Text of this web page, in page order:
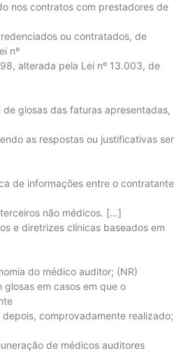
nos contratos com prestadores de
ou contratados, de
nº
alterada pela Lei nº 13.003, de
glosas das faturas apresentadas,
as respostas ou justificativas ser
de informações entre o contratante
não médicos. […]
e diretrizes clínicas baseados em
do médico auditor; (NR)
glosas em casos em que o
comprovadamente realizado;
de médicos auditores